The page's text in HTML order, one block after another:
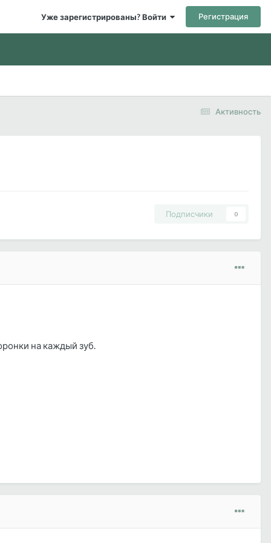
Уже зарегистрированы? Войти Регистрация
Активность
Подписчики 0
на каждый зуб.